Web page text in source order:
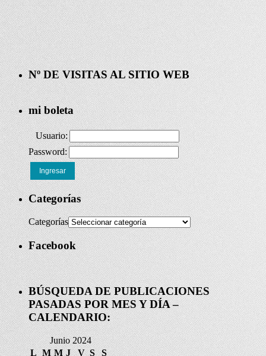
Nº DE VISITAS AL SITIO WEB
mi boleta
Usuario:
Password:
Ingresar
Categorías
Categorías
Facebook
BÚSQUEDA DE PUBLICACIONES
PASADAS POR MES Y DÍA –
CALENDARIO:
Junio 2024
L M M J V S S